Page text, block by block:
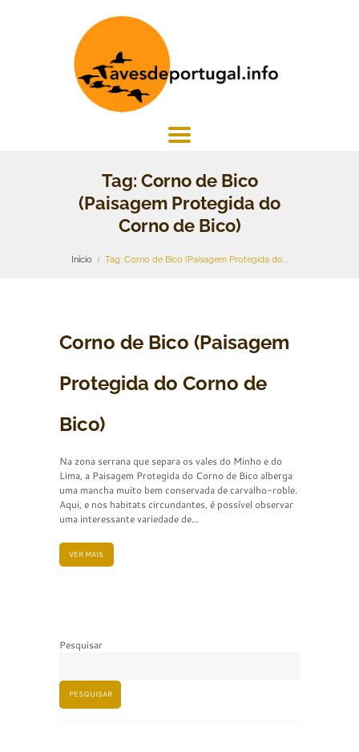
Tag: Corno de Bico
(Paisagem Protegida do
Corno de Bico)
Início Tag: Corno de Bico (Paisagem Protegida do...
Corno de Bico (Paisagem
Protegida do Corno de
Bico)
Na zona serrana que separa os vales do Minho e do
Lima, a Paisagem Protegida do Corno de Bico alberga
uma mancha muito bem conservada de carvalho-roble.
Aqui, e nos habitats circundantes, é possível observar
uma interessante variedade de...
VER MAIS
Pesquisar
PESQUISAR